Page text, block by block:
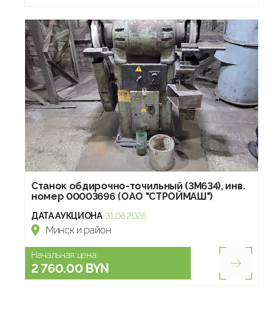
Станок обдирочно-точильный (3М634), инв.
номер 00003696 (ОАО "СТРОЙМАШ")
ДАТА АУКЦИОНА 31.08.2026
Минск и район
Начальная цена:
2 760.00 BYN